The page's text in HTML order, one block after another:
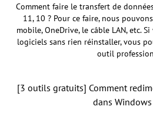
Comment faire le transfert de
11, 10 ? Pour ce faire, nous
mobile, OneDrive, le câble LAN, etc.
logiciels sans rien réinstaller, vous
outil
[3 outils gratuits] Comment
dans